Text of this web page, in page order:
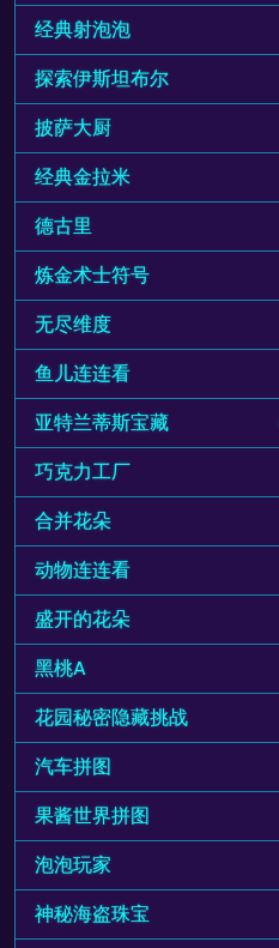
经典射泡泡
探索伊斯坦布尔
披萨大厨
经典金拉米
德古里
炼金术士符号
无尽维度
鱼儿连连看
亚特兰蒂斯宝藏
巧克力工厂
合并花朵
动物连连看
盛开的花朵
黑桃A
花园秘密隐藏挑战
汽车拼图
果酱世界拼图
泡泡玩家
神秘海盗珠宝